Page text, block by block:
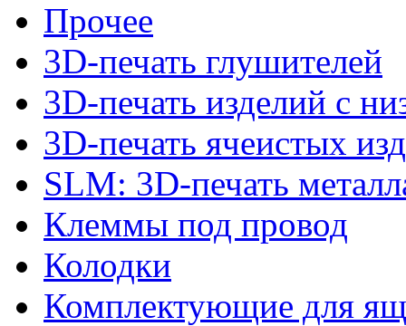
Прочее
3D-печать глушителей
3D-печать изделий с
3D-печать ячеистых
SLM: 3D-печать
Клеммы под провод
Колодки
Комплектующие для